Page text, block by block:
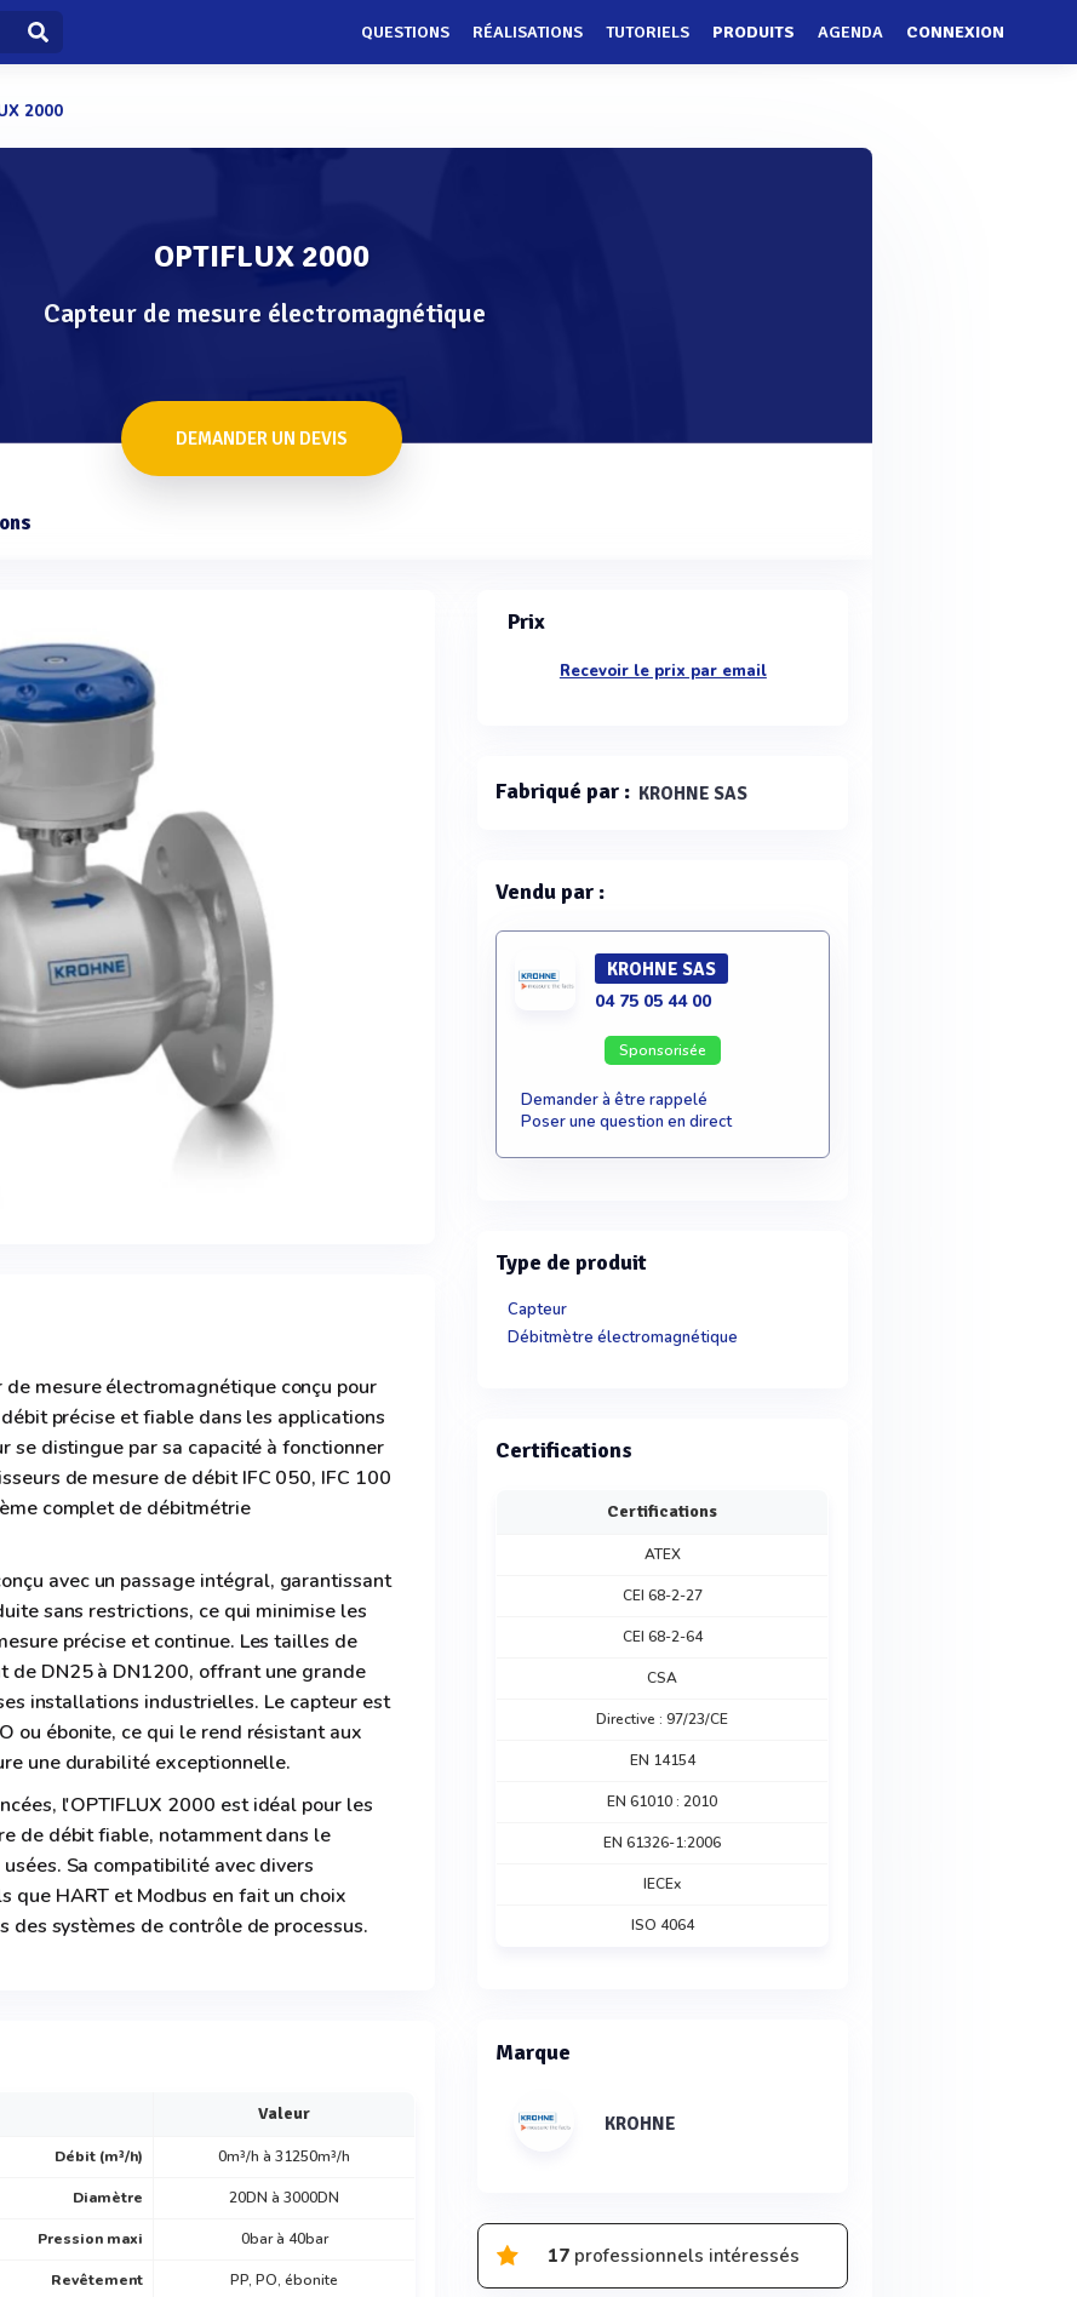
QUESTIONS RÉALISATIONS TUTORIELS PRODUITS AGENDA CONNEXION
2000
OPTIFLUX 2000
Capteur de mesure électromagnétique
DEMANDER UN DEVIS
mesure électromagnétique conçu pour
précise et fiable dans les applications
se distingue par sa capacité à fonctionner
de mesure de débit IFC 050, IFC 100
complet de débitmétrie
avec un passage intégral, garantissant
sans restrictions, ce qui minimise les
précise et continue. Les tailles de
de DN25 à DN1200, offrant une grande
installations industrielles. Le capteur est
ou ébonite, ce qui le rend résistant aux
une durabilité exceptionnelle.
l'OPTIFLUX 2000 est idéal pour les
de débit fiable, notamment dans le
Sa compatibilité avec divers
que HART et Modbus en fait un choix
systèmes de contrôle de processus.
Valeur
Débit (m³/h) 0m³/h à 31250m³/h
Diamètre 20DN à 3000DN
Pression maxi 0bar à 40bar
Revêtement PP, PO, ébonite
Prix
Recevoir le prix par email
Fabriqué par : KROHNE SAS
Vendu par :
KROHNE SAS
04 75 05 44 00
Sponsorisée
Demander à être rappelé
Poser une question en direct
Type de produit
Capteur
Débitmètre électromagnétique
Certifications
Certifications
ATEX
CEI 68-2-27
CEI 68-2-64
CSA
Directive : 97/23/CE
EN 14154
EN 61010 : 2010
EN 61326-1:2006
IECEx
ISO 4064
Marque
KROHNE
17 professionnels intéressés